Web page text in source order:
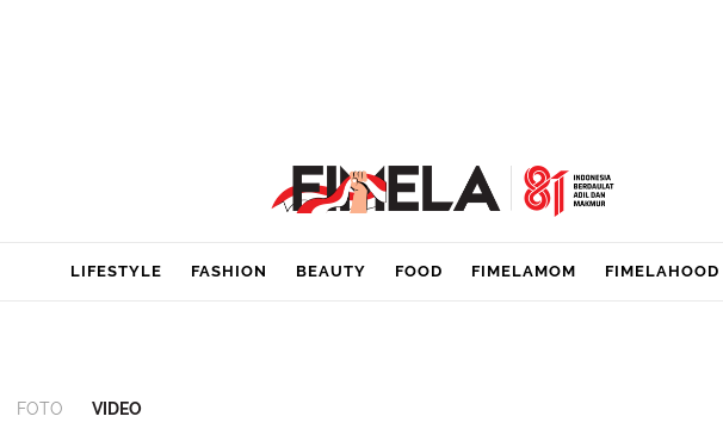
LIFESTYLE FASHION BEAUTY FOOD FIMELAMOM FIMELAHOOD
FOTO VIDEO